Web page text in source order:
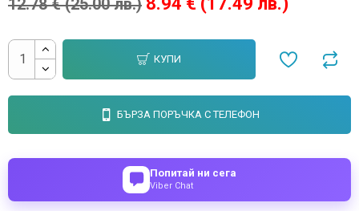
12.78 € (25.00 лв.)
КУПИ
БЪРЗА ПОРЪЧКА С ТЕЛЕФОН
Попитай ни сега
Viber Chat